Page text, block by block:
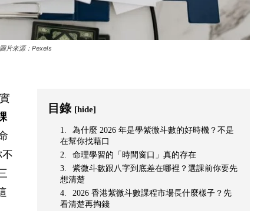
片來源：Pexels
目錄 [hide]
為什麼 2026 年是學紫微斗數的好時機？不是
在幫你找藉口
命理學習的「時間窗口」真的存在
紫微斗數跟八字到底差在哪裡？選課前你要先
想清楚
2026 香港紫微斗數課程市場長什麼樣子？先
看清楚再掏錢